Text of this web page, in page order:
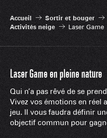
Accueil Sortir et bouger
Activités neige
Laser Game
Laser Game en pleine nature
Qui n’a pas rêvé de se
Vivez vos émotions en réel
jeu. Il vous faudra définir
objectif commun pour